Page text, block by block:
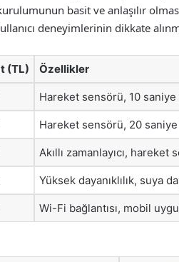
basit ve anlaşılır
deneyimlerinin dikkate
(TL) Özellikler
Hareket sensörü, 10
Hareket sensörü, 20
Akıllı zamanlayıcı,
Yüksek dayanıklılık, suya
Wi-Fi bağlantısı, mobil